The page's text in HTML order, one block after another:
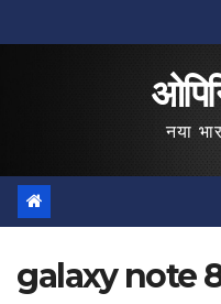
to
नया
galaxy note